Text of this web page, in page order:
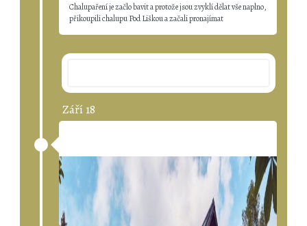
Chalupaření je začlo bavit a protože jsou zvyklí dělat vše naplno,
přikoupili chalupu Pod Liškou a začali pronajímat
Září 18